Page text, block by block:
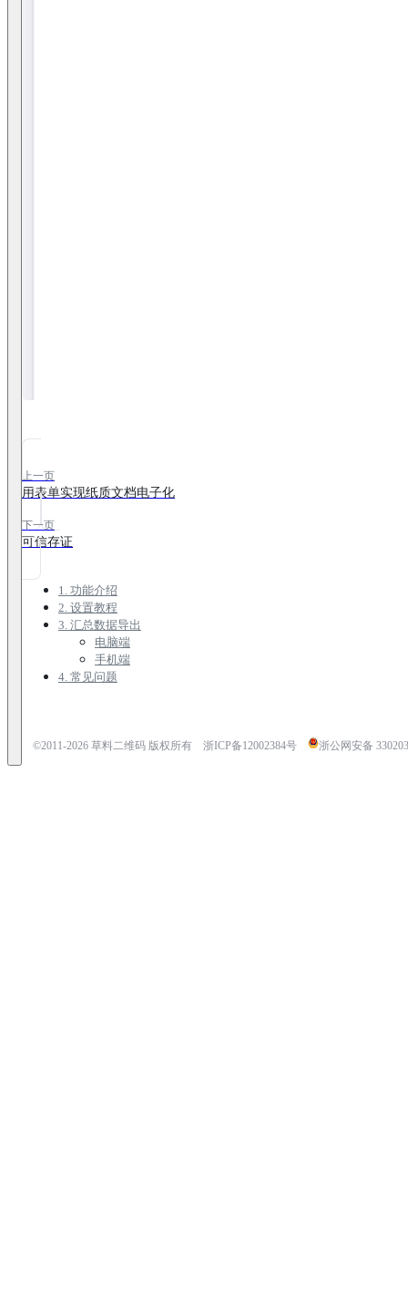
上一页
用表单实现纸质文档电子化
下一页
可信存证
1. 功能介绍
2. 设置教程
3. 汇总数据导出
电脑端
手机端
4. 常见问题
©2011-2026草料二维码 版权所有 浙ICP备12002384号 浙公网安备